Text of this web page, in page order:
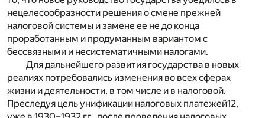
нецелесообразности решения о смене прежней
налоговой системы и замене ее не до конца
проработанным и продуманным вариантом с
бессвязными и несистематичными налогами.
Для дальнейшего развития государства в новых
реалиях потребовались изменения во всех сферах
жизни и деятельности, в том числе и в налоговой.
Преследуя цель унификации налоговых платежей12,